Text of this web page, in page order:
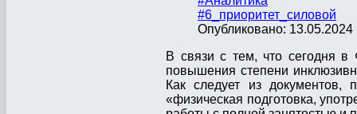
#6_приоритет_силовой
Опубликовано: 13.05.2024
В связи с тем, что сегодня в
повышения степени
Как следует из документов,
«физическая подготовка,